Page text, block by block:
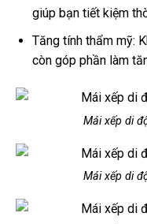
giúp bạn tiết kiệm
Tăng tính thẩm mỹ:
còn góp phần làm
Mái xếp di
Mái xếp di